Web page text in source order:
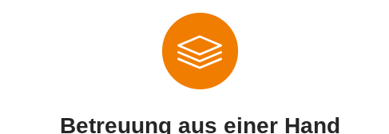
Betreuung aus einer Hand